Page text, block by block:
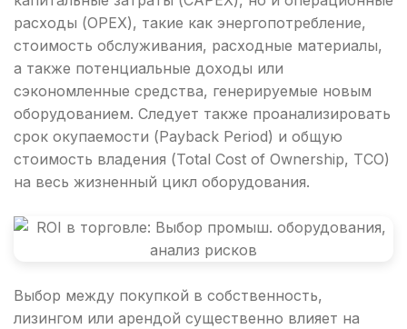
расходы (OPEX), такие как энергопотребление,
стоимость обслуживания, расходные материалы,
а также потенциальные доходы или
сэкономленные средства, генерируемые новым
оборудованием. Следует также проанализировать
срок окупаемости (Payback Period) и общую
стоимость владения (Total Cost of Ownership, TCO)
на весь жизненный цикл оборудования.
Выбор между покупкой в собственность,
лизингом или арендой существенно влияет на